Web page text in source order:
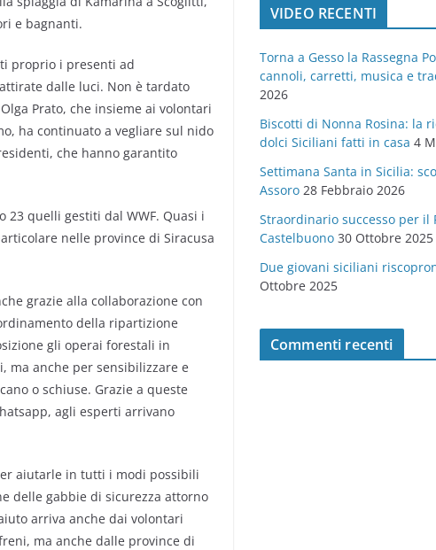
e bagnanti.
proprio i presenti ad
dalle luci. Non è tardato
Prato, che insieme ai volontari
ha continuato a vegliare sul nido
che hanno garantito
23 quelli gestiti dal WWF. Quasi i
nelle province di Siracusa
grazie alla collaborazione con
della ripartizione
gli operai forestali in
ma anche per sensibilizzare e
o schiuse. Grazie a queste
agli esperti arrivano
aiutarle in tutti i modi possibili
delle gabbie di sicurezza attorno
arriva anche dai volontari
ma anche dalle province di
o
r
e
VIDEO RECENTI
Torna a Gesso la Rassegna
cannoli, carretti, musica e
2026
Biscotti di Nonna Rosina: la
dolci Siciliani fatti in casa 4
Settimana Santa in Sicilia:
Assoro 28 Febbraio 2026
Straordinario successo per il
Castelbuono 30 Ottobre 2025
Due giovani siciliani
Ottobre 2025
Commenti recenti